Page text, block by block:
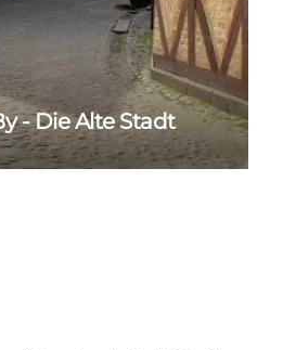
- Die Alte Stadt